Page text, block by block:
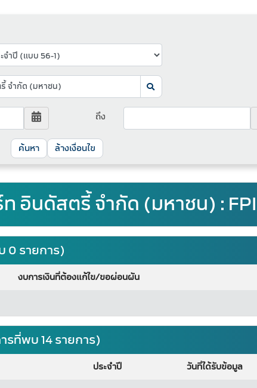
ถึง
ล้างเงื่อนไข
อินดัสตรี้ จำกัด (มหาชน) : FPI
0 รายการ)
งบการเงินที่ต้องแก้ไข/ขอผ่อนผัน
รที่พบ 14 รายการ)
ประจำปี วันที่ได้รับข้อมูล